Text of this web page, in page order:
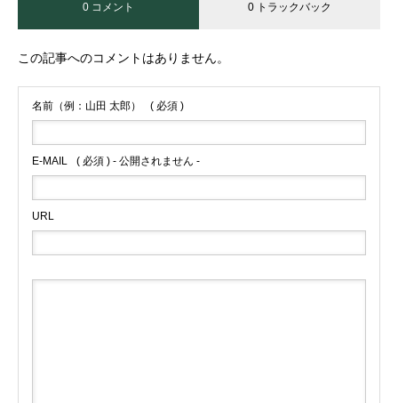
0 コメント 0 トラックバック
この記事へのコメントはありません。
名前（例：山田 太郎） ( 必須 )
E-MAIL ( 必須 ) - 公開されません -
URL